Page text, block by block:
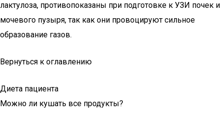
лактулоза, противопоказаны при подготовке к УЗИ почек и
мочевого пузыря, так как они провоцируют сильное
образование газов.
Вернуться к оглавлению
Диета пациента
Можно ли кушать все продукты?